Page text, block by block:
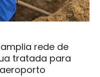
rede de
tratada para